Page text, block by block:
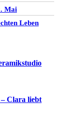
Mai
Leben
Clara liebt